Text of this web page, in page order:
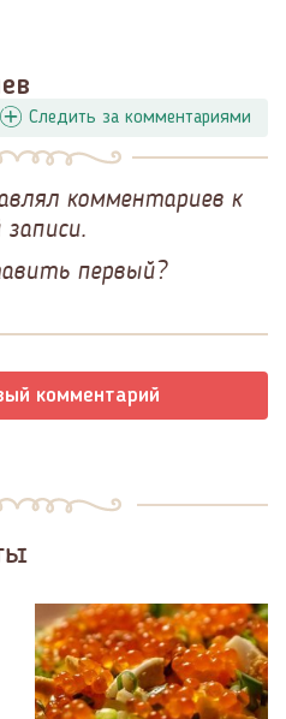
Следить за комментариями
комментариев к
первый?
комментарий